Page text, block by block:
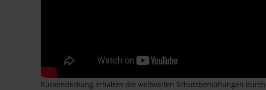
Rückendeckung erhalten die weltweiten Schutzbemühungen